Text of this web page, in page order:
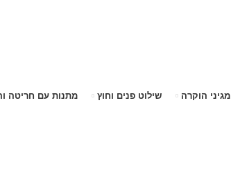
מגיני הוקרה שילוט פנים וחוץ מתנות עם חריטה